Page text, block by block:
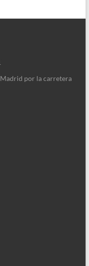
por la carretera